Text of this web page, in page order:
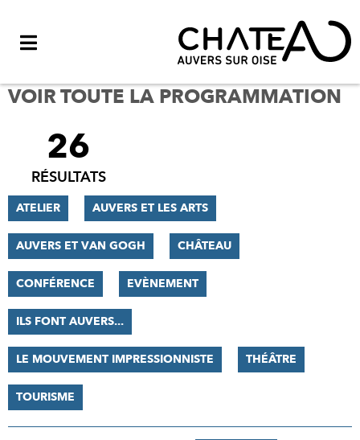
VOIR TOUTE LA PROGRAMMATION
FILTRER
RÉSULTATS
26
RÉSULTATS
ATELIER AUVERS ET LES ARTS
AUVERS ET VAN GOGH CHÂTEAU
CONFÉRENCE EVÈNEMENT
ILS FONT AUVERS...
LE MOUVEMENT IMPRESSIONNISTE THÉÂTRE
TOURISME